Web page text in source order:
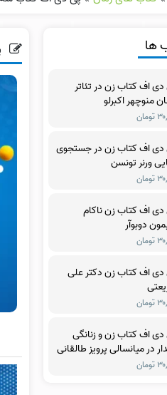
ها
اف کتاب زن در تئاتر
منوچهر اکبرلو
دی اف کتاب زن در جستجوی
ورنر تونسن
اف کتاب زن ناکام
دوبوآر
اف کتاب زن دکتر علی
اف کتاب زن و زنانگی
در میانسالی پرویز طالقانی